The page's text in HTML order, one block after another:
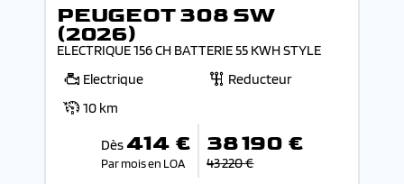
PEUGEOT 308 SW
(2026)
ELECTRIQUE 156 CH BATTERIE 55 KWH STYLE
Electrique
Reducteur
10 km
Dès 414 €
Par mois en LOA
38 190 €
43 220 €